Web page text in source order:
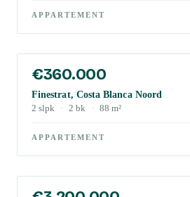
APPARTEMENT
€360.000
Finestrat, Costa Blanca Noord
2 slpk · 2 bk · 88 m²
APPARTEMENT